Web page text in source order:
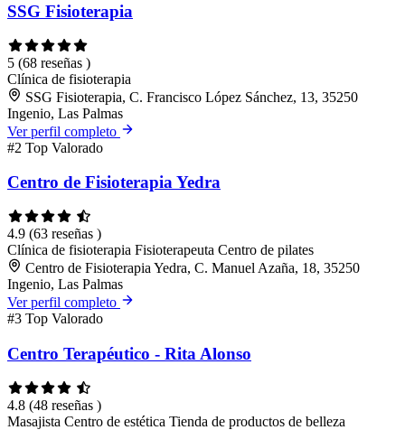
SSG Fisioterapia
5 (68 reseñas )
Clínica de fisioterapia
SSG Fisioterapia, C. Francisco López Sánchez, 13, 35250
Ingenio, Las Palmas
Ver perfil completo
#2 Top Valorado
Centro de Fisioterapia Yedra
4.9 (63 reseñas )
Clínica de fisioterapia Fisioterapeuta Centro de pilates
Centro de Fisioterapia Yedra, C. Manuel Azaña, 18, 35250
Ingenio, Las Palmas
Ver perfil completo
#3 Top Valorado
Centro Terapéutico - Rita Alonso
4.8 (48 reseñas )
Masajista Centro de estética Tienda de productos de belleza